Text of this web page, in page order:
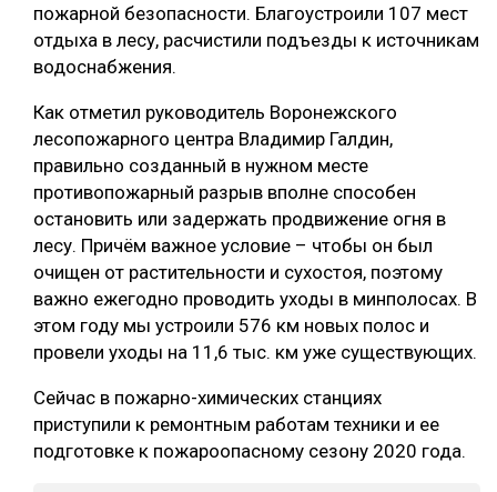
КОМПЛЕКСНАЯ ПЕРЕРАБОТКА
ЛЕСОПИЛЕНИЕ
ДЕРЕВЯННОЕ ДОМОСТРОЕНИЕ
БЕЗОПАСНОЕ ПРОИЗВОДСТВО
СОРТИРОВКА ДРЕВЕСИНЫ
СУШКА ДРЕВЕСИНЫ
МЕБЕЛЬНОЕ ПРОИЗВОДСТВО
пожарной безопасности. Благоустроили 107 мест
отдыха в лесу, расчистили подъезды к источникам
водоснабжения.
Как отметил руководитель Воронежского
лесопожарного центра Владимир Галдин,
правильно созданный в нужном месте
противопожарный разрыв вполне способен
остановить или задержать продвижение огня в
лесу. Причём важное условие – чтобы он был
очищен от растительности и сухостоя, поэтому
важно ежегодно проводить уходы в минполосах. В
этом году мы устроили 576 км новых полос и
провели уходы на 11,6 тыс. км уже существующих.
Сейчас в пожарно-химических станциях
приступили к ремонтным работам техники и ее
подготовке к пожароопасному сезону 2020 года.